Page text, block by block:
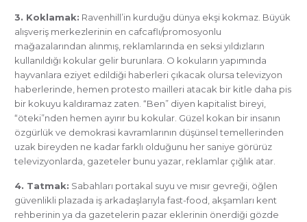
3. Koklamak: Ravenhill’in kurduğu dünya ekşi kokmaz. Büyük
alışveriş merkezlerinin en cafcaflı/promosyonlu
mağazalarından alınmış, reklamlarında en seksi yıldızların
kullanıldığı kokular gelir burunlara. O kokuların yapımında
hayvanlara eziyet edildiği haberleri çıkacak olursa televizyon
haberlerinde, hemen protesto mailleri atacak bir kitle daha pis
bir kokuyu kaldıramaz zaten. “Ben” diyen kapitalist bireyi,
“öteki”nden hemen ayırır bu kokular. Güzel kokan bir insanın
özgürlük ve demokrasi kavramlarının düşünsel temellerinden
uzak bireyden ne kadar farklı olduğunu her saniye görürüz
televizyonlarda, gazeteler bunu yazar, reklamlar çığlık atar.
4. Tatmak: Sabahları portakal suyu ve mısır gevreği, öğlen
güvenlikli plazada iş arkadaşlarıyla fast-food, akşamları kent
rehberinin ya da gazetelerin pazar eklerinin önerdiği gözde